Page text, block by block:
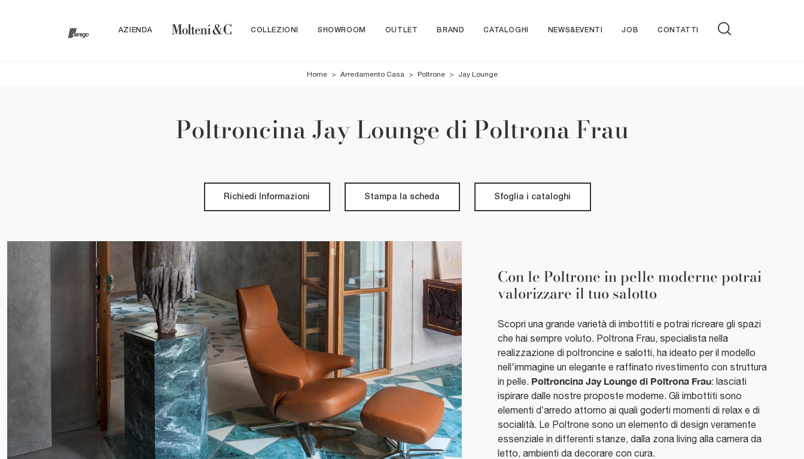
AZIENDA COLLEZIONI SHOWROOM OUTLET BRAND CATALOGHI NEWS&EVENTI JOB CONTATTI
Home > Arredamento Casa > Poltrone > Jay Lounge
Poltroncina Jay Lounge di Poltrona Frau
Richiedi Informazioni Stampa la scheda Sfoglia i cataloghi
Con le Poltrone in pelle moderne potrai
valorizzare il tuo salotto
Scopri una grande varietà di imbottiti e potrai ricreare gli spazi
che hai sempre voluto. Poltrona Frau, specialista nella
realizzazione di poltroncine e salotti, ha ideato per il modello
nell'immagine un elegante e raffinato rivestimento con struttura
in pelle. Poltroncina Jay Lounge di Poltrona Frau: lasciati
ispirare dalle nostre proposte moderne. Gli imbottiti sono
elementi d’arredo attorno ai quali goderti momenti di relax e di
socialità. Le Poltrone sono un elemento di design veramente
essenziale in differenti stanze, dalla zona living alla camera da
letto, ambienti da decorare con cura.